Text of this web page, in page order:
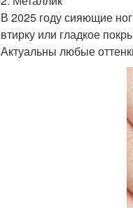
В 2025 году сияющие
втирку или гладкое
Актуальны любые